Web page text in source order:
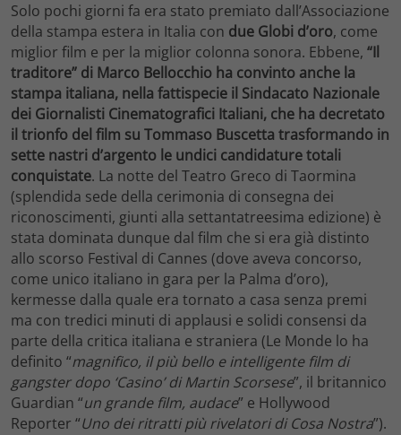
Solo pochi giorni fa era stato premiato dall’Associazione
della stampa estera in Italia con due Globi d’oro, come
miglior film e per la miglior colonna sonora. Ebbene, “Il
traditore” di Marco Bellocchio ha convinto anche la
stampa italiana, nella fattispecie il Sindacato Nazionale
dei Giornalisti Cinematografici Italiani, che ha decretato
il trionfo del film su Tommaso Buscetta trasformando in
sette nastri d’argento le undici candidature totali
conquistate. La notte del Teatro Greco di Taormina
(splendida sede della cerimonia di consegna dei
riconoscimenti, giunti alla settantatreesima edizione) è
stata dominata dunque dal film che si era già distinto
allo scorso Festival di Cannes (dove aveva concorso,
come unico italiano in gara per la Palma d’oro),
kermesse dalla quale era tornato a casa senza premi
ma con tredici minuti di applausi e solidi consensi da
parte della critica italiana e straniera (Le Monde lo ha
definito “magnifico, il più bello e intelligente film di
gangster dopo ‘Casino’ di Martin Scorsese”, il britannico
Guardian “un grande film, audace” e Hollywood
Reporter “Uno dei ritratti più rivelatori di Cosa Nostra”).